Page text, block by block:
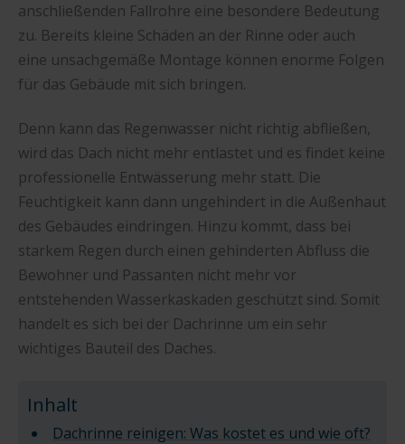
anschließenden Fallrohre eine besondere Bedeutung
zu. Bereits kleine Schäden an der Rinne oder auch
eine unsachgemäße Montage können enorme Folgen
für das Gebäude mit sich bringen.
Denn kann das Regenwasser nicht richtig abfließen,
wird das Dach nicht mehr entlastet und es findet keine
professionelle Entwässerung mehr statt. Die
Feuchtigkeit kann dann ungehindert in die Außenhaut
des Gebäudes eindringen. Hinzu kommt, dass bei
starkem Regen durch einen gehinderten Abfluss die
Bewohner und Passanten nicht mehr vor
entstehenden Wasserkaskaden geschützt sind. Somit
handelt es sich bei der Dachrinne um ein sehr
wichtiges Bauteil des Daches.
Inhalt
Dachrinne reinigen: Was kostet es und wie oft?